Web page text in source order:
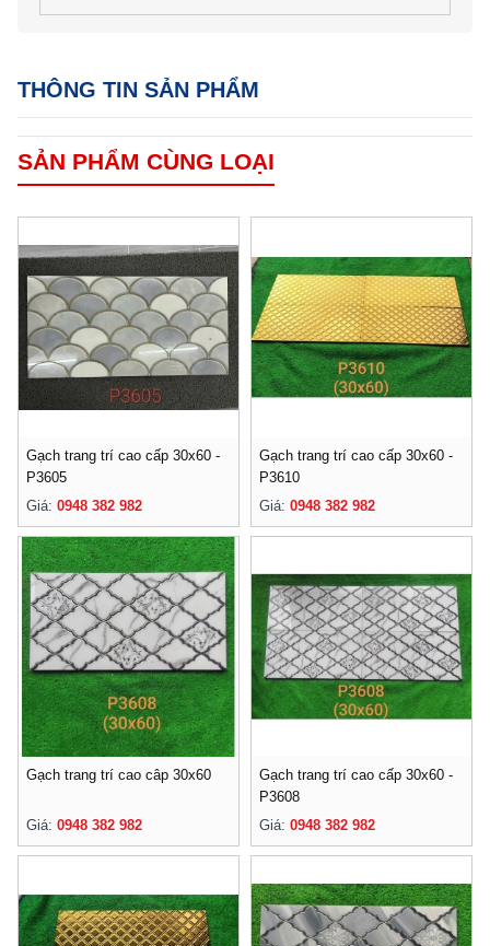
THÔNG TIN SẢN PHẨM
SẢN PHẨM CÙNG LOẠI
Gạch trang trí cao cấp 30x60 -
P3605
Giá: 0948 382 982
Gạch trang trí cao cấp 30x60 -
P3610
Giá: 0948 382 982
Gạch trang trí cao câp 30x60
Giá: 0948 382 982
Gạch trang trí cao cấp 30x60 -
P3608
Giá: 0948 382 982